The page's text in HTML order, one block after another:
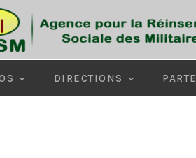
DIRECTIONS